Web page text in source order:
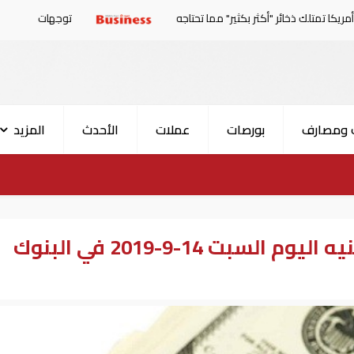
بكثير" مما تحتاجه توجهات جديدة للولايات المتحدة.. منح 354.6 مليون دولار مساعدات إلى الأردن
ومصارف بورصات عملات الأحدث المزيد
أسعار صرف الدولار أمام الجنيه اليوم السبت 14-9-2019 في البنوك